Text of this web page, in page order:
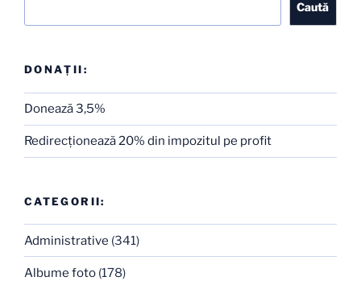
Caută
DONAȚII:
Donează 3,5%
Redirecţionează 20% din impozitul pe profit
CATEGORII:
Administrative (341)
Albume foto (178)